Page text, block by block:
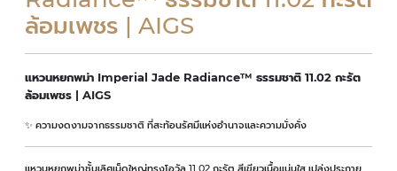
ล้อมเพชร | AIGS
แหวนหยกพม่า Imperial Jade Radiance™ ธรรมชาติ 11.02 กะรัต
ล้อมเพชร | AIGS
✨ ความงดงามจากธรรมชาติ ที่สะท้อนรัศมีแห่งอำนาจและความมั่งคั่ง
แหวนหยกพม่าชั้นเลิศเม็ดใหญ่ทรงโอวัล 11.02 กะรัต สีเขียวเนื้อแน่นใส เปล่งประกาย